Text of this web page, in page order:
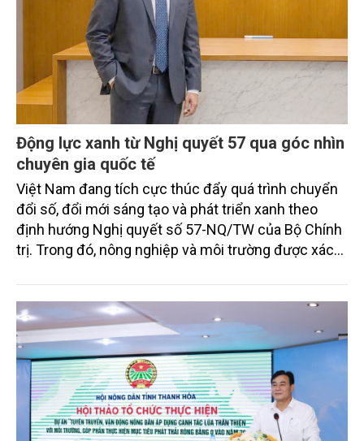
Động lực xanh từ Nghị quyết 57 qua góc nhìn
chuyên gia quốc tế
Việt Nam đang tích cực thúc đẩy quá trình chuyển
đổi số, đổi mới sáng tạo và phát triển xanh theo
định hướng Nghị quyết số 57-NQ/TW của Bộ Chính
trị. Trong đó, nông nghiệp và môi trường được xác
sắc bởi các tiến bộ công nghệ và cam kết bền vững
toàn cầu, đặc biệt là mục tiêu đưa phát thải ròng
bằng 0 (Net-Zero) vào năm 2050.